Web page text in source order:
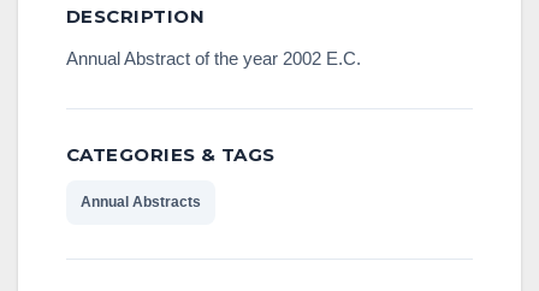
DESCRIPTION
Annual Abstract of the year 2002 E.C.
CATEGORIES & TAGS
Annual Abstracts